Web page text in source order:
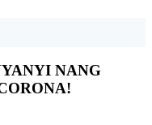
NANG